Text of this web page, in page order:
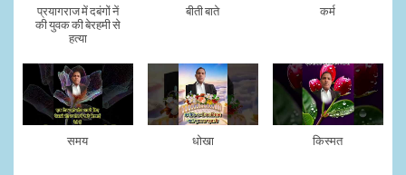
प्रयागराज में दबंगों नें
की युवक की बेरहमी से
हत्या
बीती बाते कर्म
समय धोखा किस्मत